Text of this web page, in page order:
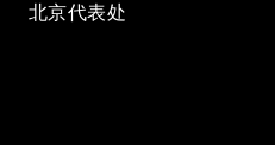
北京代表处